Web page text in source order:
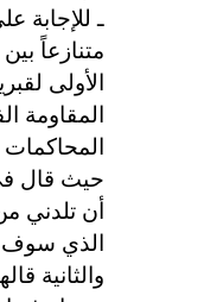
ـ للإجابة
متنازعاً
الأولى
المقاومة
حيث قال
أن تلدني
الذي سوف
والثانية